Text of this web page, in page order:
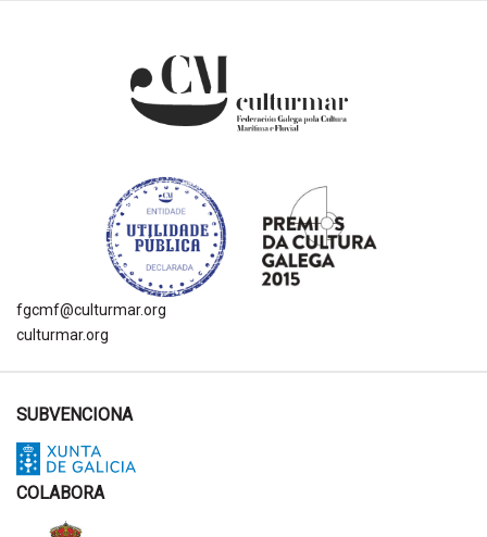
fgcmf@culturmar.org
culturmar.org
SUBVENCIONA
COLABORA